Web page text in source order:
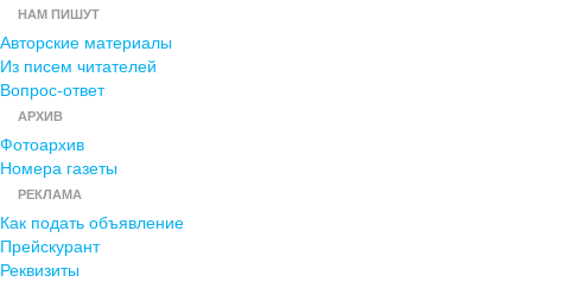
НАМ ПИШУТ
Авторские материалы
Из писем читателей
Вопрос-ответ
АРХИВ
Фотоархив
Номера газеты
РЕКЛАМА
Как подать объявление
Прейскурант
Реквизиты